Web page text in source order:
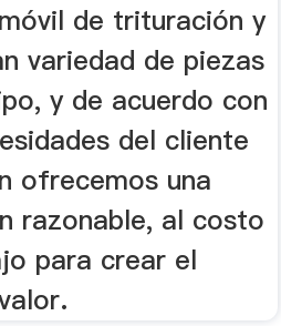
de trituración y
variedad de piezas
y de acuerdo con
del cliente
ofrecemos una
razonable, al costo
para crear el